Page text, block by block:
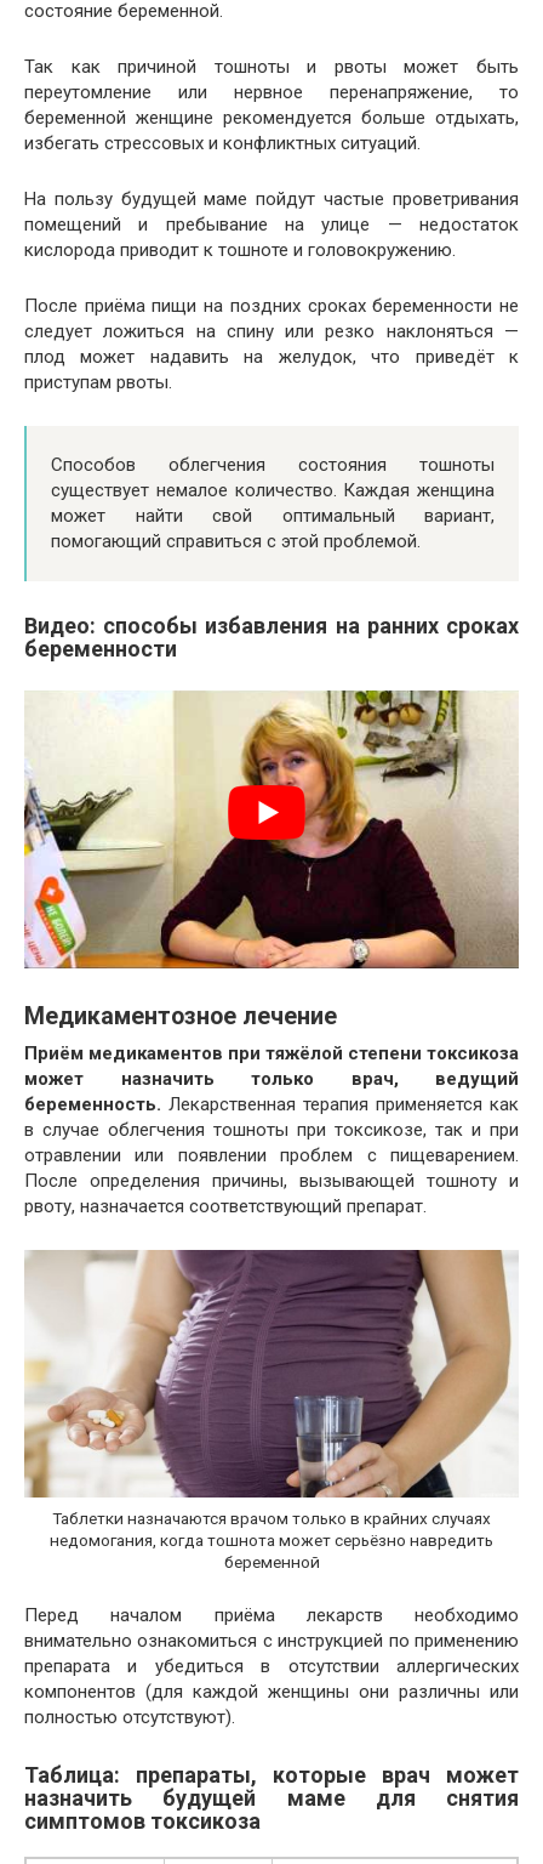
состояние беременной.
Так как причиной тошноты и рвоты может быть
переутомление или нервное перенапряжение, то
беременной женщине рекомендуется больше отдыхать,
избегать стрессовых и конфликтных ситуаций.
На пользу будущей маме пойдут частые проветривания
помещений и пребывание на улице — недостаток
кислорода приводит к тошноте и головокружению.
После приёма пищи на поздних сроках беременности не
следует ложиться на спину или резко наклоняться —
плод может надавить на желудок, что приведёт к
приступам рвоты.
Способов облегчения состояния тошноты
существует немалое количество. Каждая женщина
может найти свой оптимальный вариант,
помогающий справиться с этой проблемой.
Видео: способы избавления на ранних сроках
беременности
Медикаментозное лечение
Приём медикаментов при тяжёлой степени токсикоза
может назначить только врач, ведущий
беременность. Лекарственная терапия применяется как
в случае облегчения тошноты при токсикозе, так и при
отравлении или появлении проблем с пищеварением.
После определения причины, вызывающей тошноту и
рвоту, назначается соответствующий препарат.
Таблетки назначаются врачом только в крайних случаях
недомогания, когда тошнота может серьёзно навредить
беременной
Перед началом приёма лекарств необходимо
внимательно ознакомиться с инструкцией по применению
препарата и убедиться в отсутствии аллергических
компонентов (для каждой женщины они различны или
полностью отсутствуют).
Таблица: препараты, которые врач может
назначить будущей маме для снятия
симптомов токсикоза